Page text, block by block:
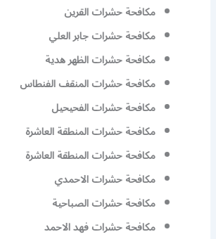
مكافحة حشرات القرين
مكافحة حشرات جابر العلي
مكافحة حشرات الظهر هدية
مكافحة حشرات المنقف الفنطاس
مكافحة حشرات الفحيحيل
مكافحة حشرات المنطقة العاشرة
مكافحة حشرات المنطقة العاشرة
مكافحة حشرات الاحمدي
مكافحة حشرات الصباحية
مكافحة حشرات فهد الاحمد